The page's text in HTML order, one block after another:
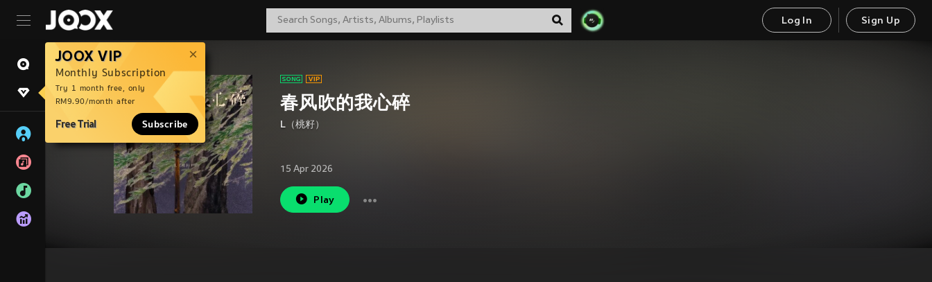
Log In Sign Up
JOOX VIP
Monthly Subscription
Try 1 month free, only
RM9.90/month after
Free Trial Subscribe
春风吹的我心碎
L（桃籽）
15 Apr 2026
Play